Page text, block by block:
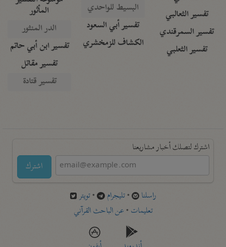
تفسير الثعالبي
تفسير السمرقندي
تفسير الثعلبي
البسيط للواحدي
تفسير أبي السعود
الكشاف للزمخشري
المأثور
الدر المنثور
تفسير ابن أبي حاتم
تفسير مقاتل
تفسير قتادة
اشترك لتصلك أخبار مشاريعنا
اشترك
راسلنا •تليجرام •تويتر
تعليمات •عن الباحث القرآني